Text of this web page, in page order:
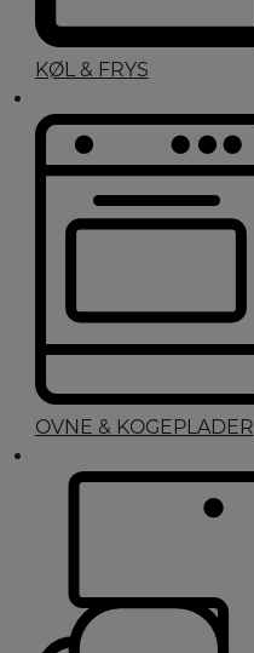
KØL & FRYS
OVNE & KOGEPLADER